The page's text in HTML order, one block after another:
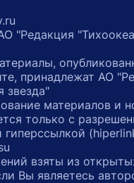
"Редакция
принадлежат АО
звезда"
материалов и
только с
гиперссылкой
взяты из
Вы являетесь